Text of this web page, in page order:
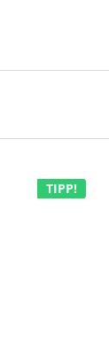
TIPP!